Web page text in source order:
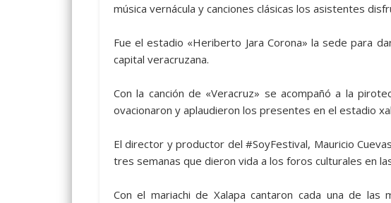
música vernácula y canciones clásicas los asistentes
Fue el estadio «Heriberto Jara Corona» la sede para
capital veracruzana.
Con la canción de «Veracruz» se acompañó a la
ovacionaron y aplaudieron los presentes en el estadio
El director y productor del #SoyFestival, Mauricio
tres semanas que dieron vida a los foros culturales en
Con el mariachi de Xalapa cantaron cada una de las